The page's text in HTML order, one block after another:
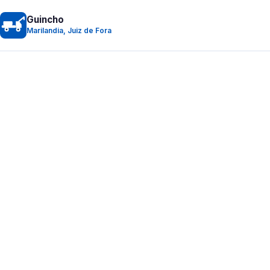
Guincho
Marilandia, Juiz de Fora